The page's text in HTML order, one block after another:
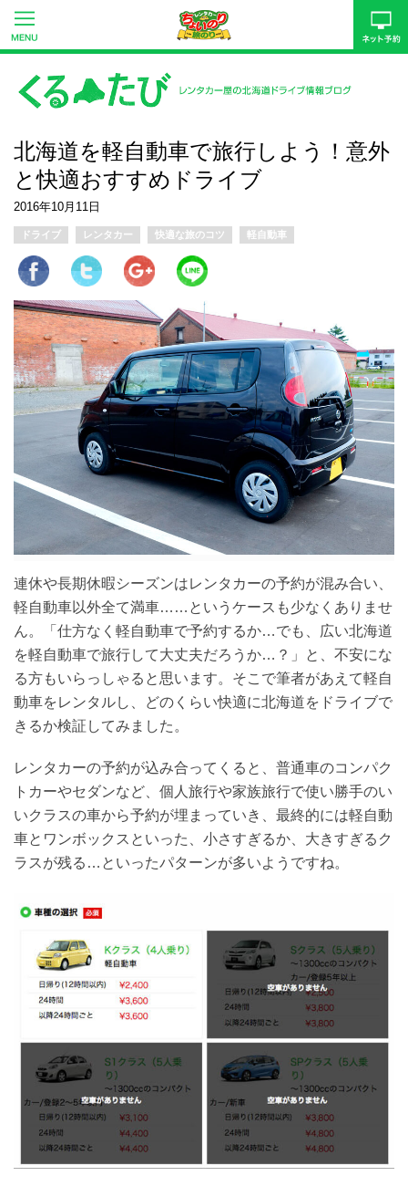
北海道を軽自動車で旅行しよう！意外
と快適おすすめドライブ
2016年10月11日
ドライブ レンタカー 快適な旅のコツ 軽自動車
連休や長期休暇シーズンはレンタカーの予約が混み合い、
軽自動車以外全て満車……というケースも少なくありませ
ん。「仕方なく軽自動車で予約するか…でも、広い北海道
を軽自動車で旅行して大丈夫だろうか…？」と、不安にな
る方もいらっしゃると思います。そこで筆者があえて軽自
動車をレンタルし、どのくらい快適に北海道をドライブで
きるか検証してみました。
レンタカーの予約が込み合ってくると、普通車のコンパク
トカーやセダンなど、個人旅行や家族旅行で使い勝手のい
いクラスの車から予約が埋まっていき、最終的には軽自動
車とワンボックスといった、小さすぎるか、大きすぎるク
ラスが残る…といったパターンが多いようですね。